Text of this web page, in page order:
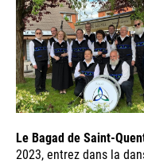
Le Bagad de Saint-
2023, entrez dans la